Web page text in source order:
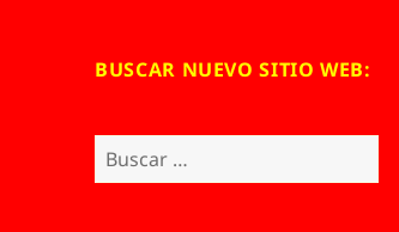
BUSCAR NUEVO SITIO WEB: